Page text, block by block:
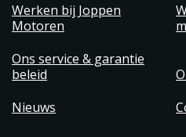
Werken bij Joppen
Motoren
Ons service & garantie
beleid
Nieuws